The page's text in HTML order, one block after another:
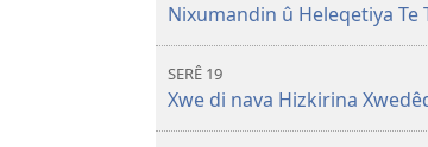
Nixumandin û Heleqetiya Te
SERÊ 19
Xwe di nava Hizkirina